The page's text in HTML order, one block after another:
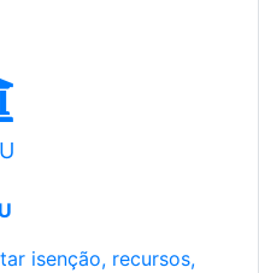
isenção, recursos,